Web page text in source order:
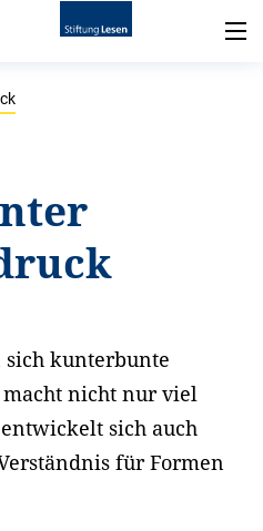
kunterbunte
nicht nur viel
sich auch
für Formen